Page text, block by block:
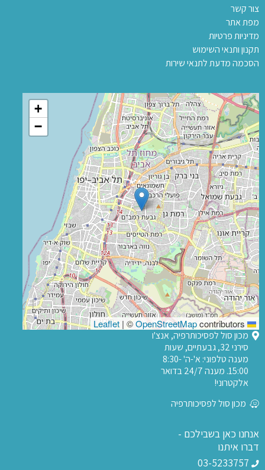
צור קשר
מפת אתר
מדיניות פרטיות
תקנון ותנאי השימוש
הסכמה מדעת לתנאי שירות
+
−
| ©OpenStreetMapcontributors
מכון סול לפסיכותרפיה, אנצ'ו
סירני 32, גבעתיים, שעות
מענה טלפוני: א'-ה' 8:30-
15:00. מענה 24/7 בדואר
אלקטרוני!
מכון סול לפסיכותרפיה
אנחנו כאן בשבילכם -
דברו איתנו